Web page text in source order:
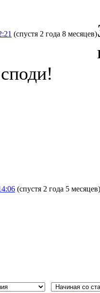
(спустя 2 года 8 месяцев)
(спустя 2 года 5 месяцев)